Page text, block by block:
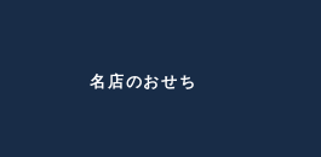
名店のおせち